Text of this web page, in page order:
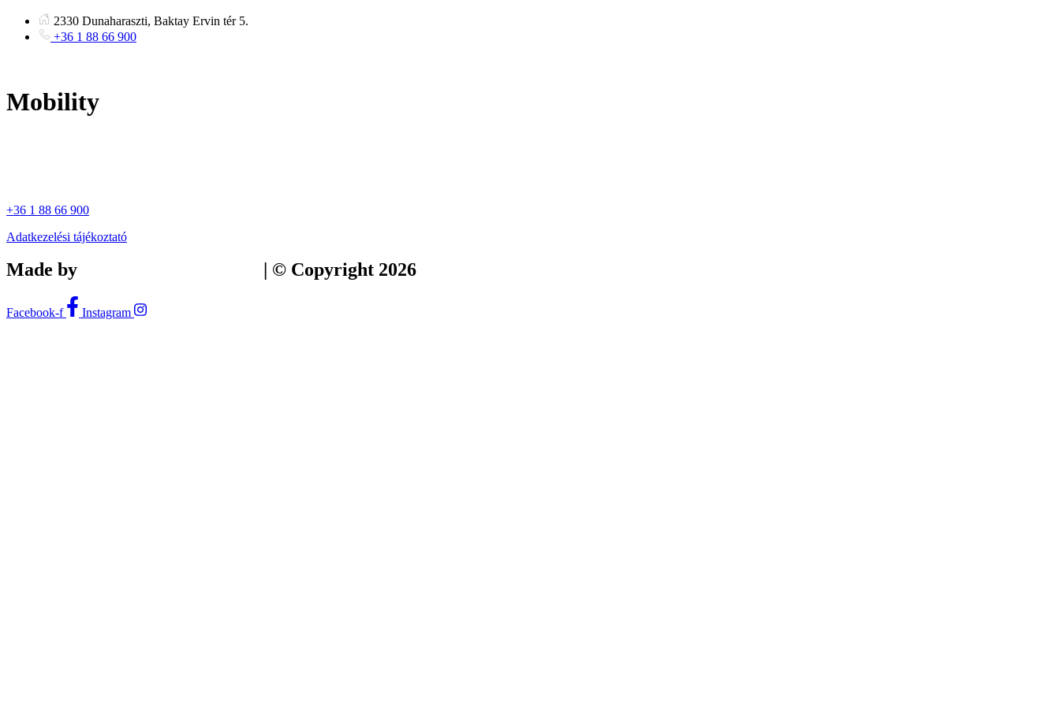
Ugrás
tartalomhoz
2330 Dunaharaszti, Baktay Ervin tér 5.
+36 1 88 66 900
Mobility
+36 1 88 66 900
Adatkezelési tájékoztató
Made by | © Copyright 2026
Facebook-f Instagram